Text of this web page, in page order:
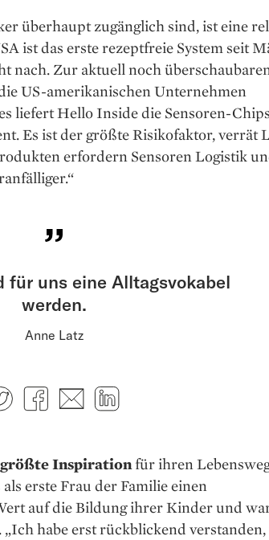
überhaupt zu­gänglich sind, ist eine
ist das erste rezeptfreie System seit
nach. Zur aktuell noch
US-amerikanischen Unternehmen
liefert Hello Inside die Sensoren-
Es ist der größte Risikofaktor, verrät
erfordern Sensoren Logistik
für uns eine Alltagsvokabel
werden.
Anne Latz
TwitterFacebook
E-mail
Inspirationfür ihren
erste Frau der Familie einen
auf die Bildung ihrer Kinder und
habe erst rückblickend